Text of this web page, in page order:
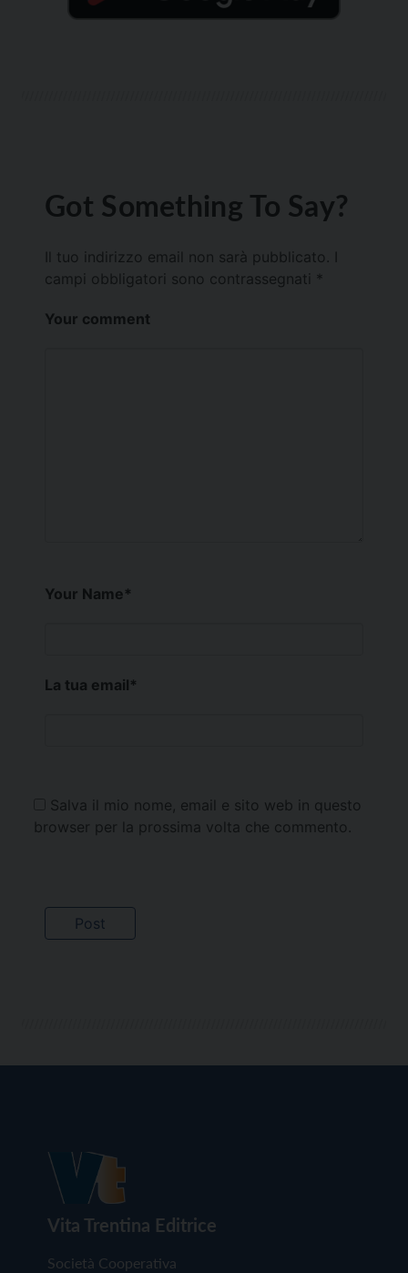
Got Something To Say?
Il tuo indirizzo email non sarà pubblicato.
campi obbligatori sono contrassegnati *
Your comment
Your Name*
La tua email*
Salva il mio nome, email e sito web in questo
browser per la prossima volta che commento.
Vita Trentina Editrice
Società Cooperativa